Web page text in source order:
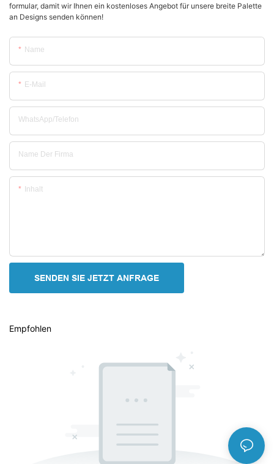
formular, damit wir Ihnen ein kostenloses Angebot für unsere breite Palette
an Designs senden können!
Name
E-Mail
WhatsApp/Telefon
Name Der Firma
Inhalt
SENDEN SIE JETZT ANFRAGE
Empfohlen